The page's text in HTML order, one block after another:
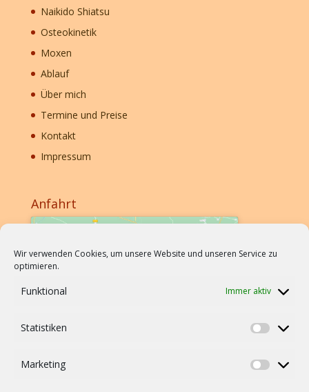
Wir verwenden Cookies, um unsere Website und unseren Service zu
optimieren.
Funktional Immer aktiv
Statistiken
Marketing
Naikido Shiatsu
Osteokinetik
Moxen
Ablauf
Über mich
Termine und Preise
Kontakt
Impressum
Anfahrt
akzeptieren und diesen Inhalt zu aktivieren